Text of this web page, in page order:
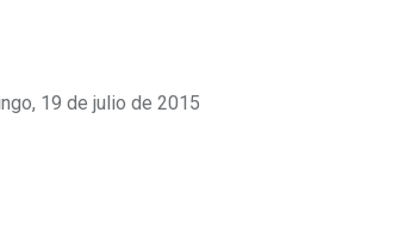
19 de julio de 2015